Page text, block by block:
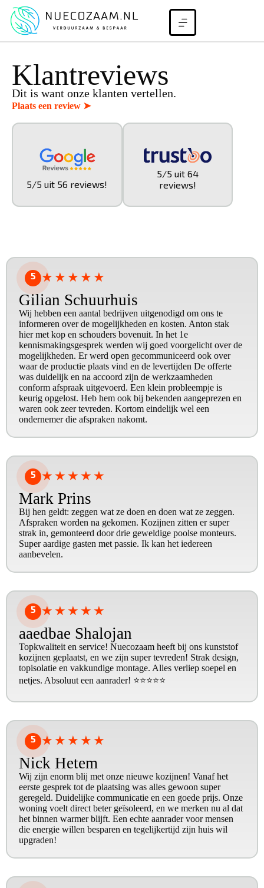
Klantreviews
Dit is want onze klanten vertellen.
Plaats een review ➤
5/5 uit 56 reviews!
5/5 uit 64
reviews!
5 ★ ★ ★ ★ ★
Gilian Schuurhuis
Wij hebben een aantal bedrijven uitgenodigd om ons te
informeren over de mogelijkheden en kosten. Anton stak
hier met kop en schouders bovenuit. In het 1e
kennismakingsgesprek werden wij goed voorgelicht over de
mogelijkheden. Er werd open gecommuniceerd ook over
waar de productie plaats vind en de levertijden De offerte
was duidelijk en na accoord zijn de werkzaamheden
conform afspraak uitgevoerd. Een klein probleempje is
keurig opgelost. Heb hem ook bij bekenden aangeprezen en
waren ook zeer tevreden. Kortom eindelijk wel een
ondernemer die afspraken nakomt.
5 ★ ★ ★ ★ ★
Mark Prins
Bij hen geldt: zeggen wat ze doen en doen wat ze zeggen.
Afspraken worden na gekomen. Kozijnen zitten er super
strak in, gemonteerd door drie geweldige poolse monteurs.
Super aardige gasten met passie. Ik kan het iedereen
aanbevelen.
5 ★ ★ ★ ★ ★
aaedbae Shalojan
Topkwaliteit en service! Nuecozaam heeft bij ons kunststof
kozijnen geplaatst, en we zijn super tevreden! Strak design,
topisolatie en vakkundige montage. Alles verliep soepel en
netjes. Absoluut een aanrader! ⭐⭐⭐⭐⭐
5 ★ ★ ★ ★ ★
Nick Hetem
Wij zijn enorm blij met onze nieuwe kozijnen! Vanaf het
eerste gesprek tot de plaatsing was alles gewoon super
geregeld. Duidelijke communicatie en een goede prijs. Onze
woning voelt direct beter geïsoleerd, en we merken nu al dat
het binnen warmer blijft. Een echte aanrader voor mensen
die energie willen besparen en tegelijkertijd zijn huis wil
upgraden!